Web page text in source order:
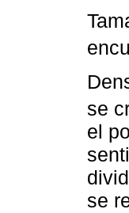
se
el
se